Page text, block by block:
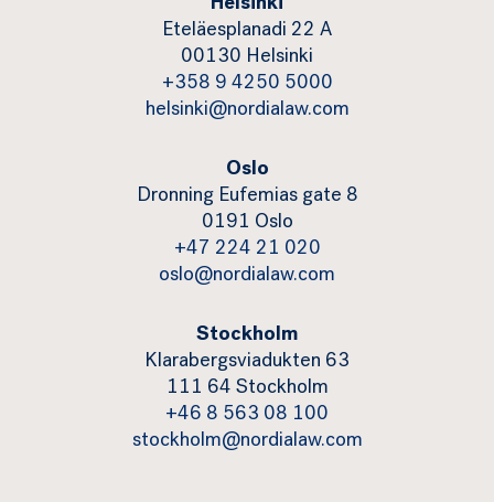
Helsinki
Eteläesplanadi 22 A
00130 Helsinki
+358 9 4250 5000
helsinki@nordialaw.com
Oslo
Dronning Eufemias gate 8
0191 Oslo
+47 224 21 020
oslo@nordialaw.com
Stockholm
Klarabergsviadukten 63
111 64 Stockholm
+46 8 563 08 100
stockholm@nordialaw.com